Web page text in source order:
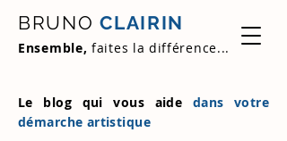
BRUNO CLAIRIN
Ensemble, faites la différence...
Le blog qui vous aide dans votre
démarche artistique